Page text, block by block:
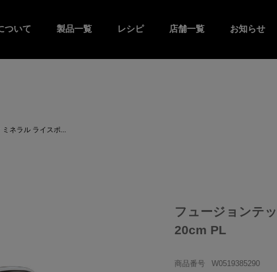
ついて 製品一覧 レシピ 店舗一覧 お知らせ
ネラル ライスポ...
フュージョンテ
20cm PL
商品番号 W0519385290